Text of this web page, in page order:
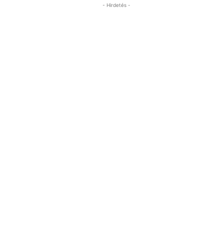
- Hirdetés -